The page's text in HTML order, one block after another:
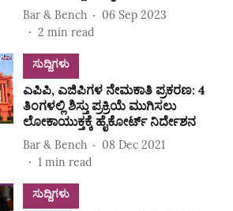
Bar & Bench
06 Sep 2023
2 min read
ಸುದ್ದಿಗಳು
ಎಪಿಪಿ, ಎಜಿಪಿಗಳ ನೇಮಕಾತಿ ಪ್ರಕರಣ: 4
ತಿಂಗಳಲ್ಲಿ ಶಿಸ್ತು ಪ್ರಕ್ರಿಯೆ ಮುಗಿಸಲು
ಲೋಕಾಯುಕ್ತಕ್ಕೆ ಹೈಕೋರ್ಟ್‌ ನಿರ್ದೇಶನ
Bar & Bench
08 Dec 2021
1 min read
ಸುದ್ದಿಗಳು